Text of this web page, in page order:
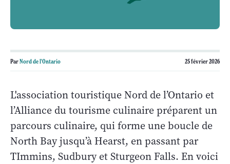
ParNord de l'Ontario 25 février 2026
L'association touristique Nord de l’Ontario et
l’Alliance du tourisme culinaire préparent un
parcours culinaire, qui forme une boucle de
North Bay jusqu’à Hearst, en passant par
TImmins, Sudbury et Sturgeon Falls. En voici